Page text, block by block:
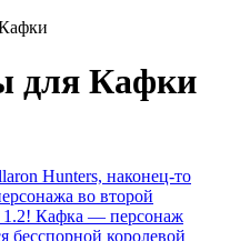
для Кафки